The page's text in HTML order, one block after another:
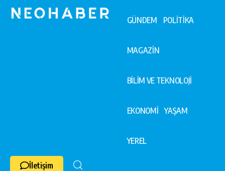
GÜNDEM POLİTİKA
MAGAZİN
BİLİM VE TEKNOLOJİ
EKONOMİ YAŞAM
YEREL
İletişim